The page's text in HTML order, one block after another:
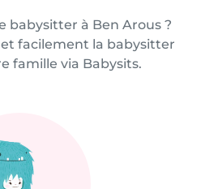
babysitter à Ben Arous ?
facilement la babysitter
famille via Babysits.